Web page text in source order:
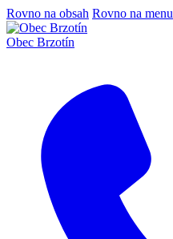
Rovno na obsah Rovno na menu
Obec Brzotín